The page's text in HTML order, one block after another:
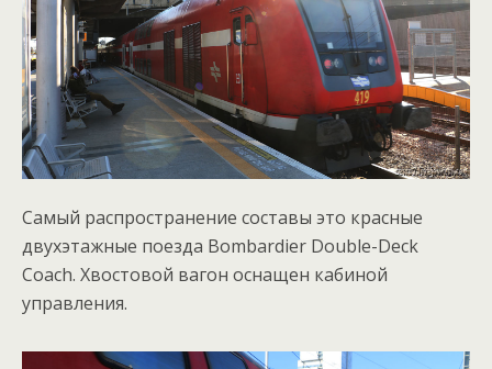
Самый распространение составы это красные
двухэтажные поезда Bombardier Double-Deck
Coach. Хвостовой вагон оснащен кабиной
управления.